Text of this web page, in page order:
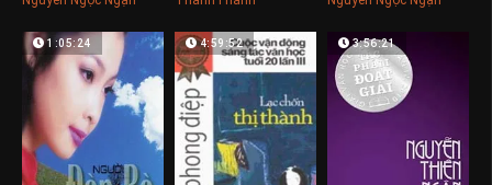
1:05:24 4:59:52 3:56:21